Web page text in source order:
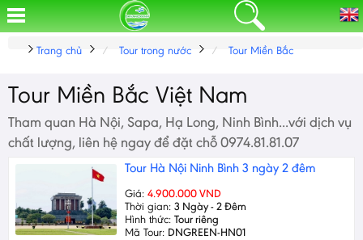
Trang chủ Tour trong nước Tour Miền Bắc
Tour Miền Bắc Việt Nam
Tham quan Hà Nội, Sapa, Hạ Long, Ninh Bình...với dịch vụ
chất lượng, liên hệ ngay để đặt chỗ 0974.81.81.07
Tour Hà Nội Ninh Bình 3 ngày 2 đêm
Giá: 4.900.000 VND
Thời gian: 3 Ngày - 2 Đêm
Hình thức: Tour riêng
Mã Tour: DNGREEN-HN01